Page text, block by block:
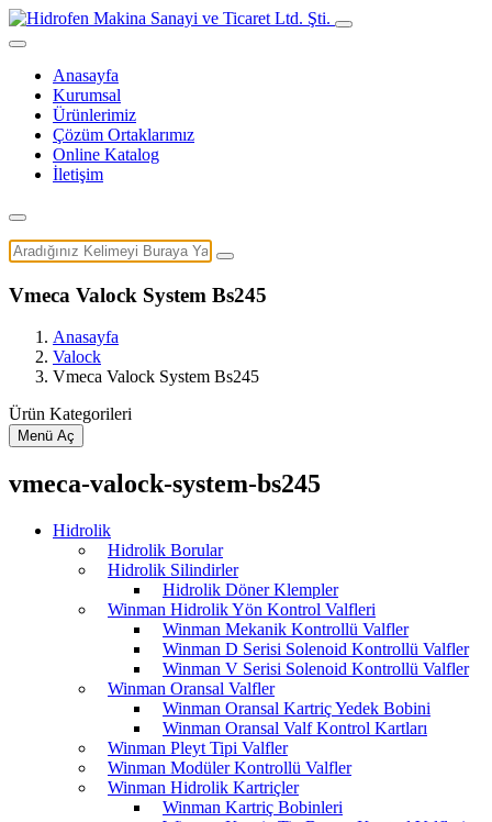
Anasayfa
Kurumsal
Ürünlerimiz
Çözüm Ortaklarımız
Online Katalog
İletişim
Vmeca Valock System Bs245
Anasayfa
Valock
Vmeca Valock System Bs245
Ürün Kategorileri
Menü Aç
vmeca-valock-system-bs245
Hidrolik
Hidrolik Borular
Hidrolik Silindirler
Hidrolik Döner Klempler
Winman Hidrolik Yön Kontrol Valfleri
Winman Mekanik Kontrollü Valfler
Winman D Serisi Solenoid Kontrollü Valfler
Winman V Serisi Solenoid Kontrollü Valfler
Winman Oransal Valfler
Winman Oransal Kartriç Yedek Bobini
Winman Oransal Valf Kontrol Kartları
Winman Pleyt Tipi Valfler
Winman Modüler Kontrollü Valfler
Winman Hidrolik Kartriçler
Winman Kartriç Bobinleri